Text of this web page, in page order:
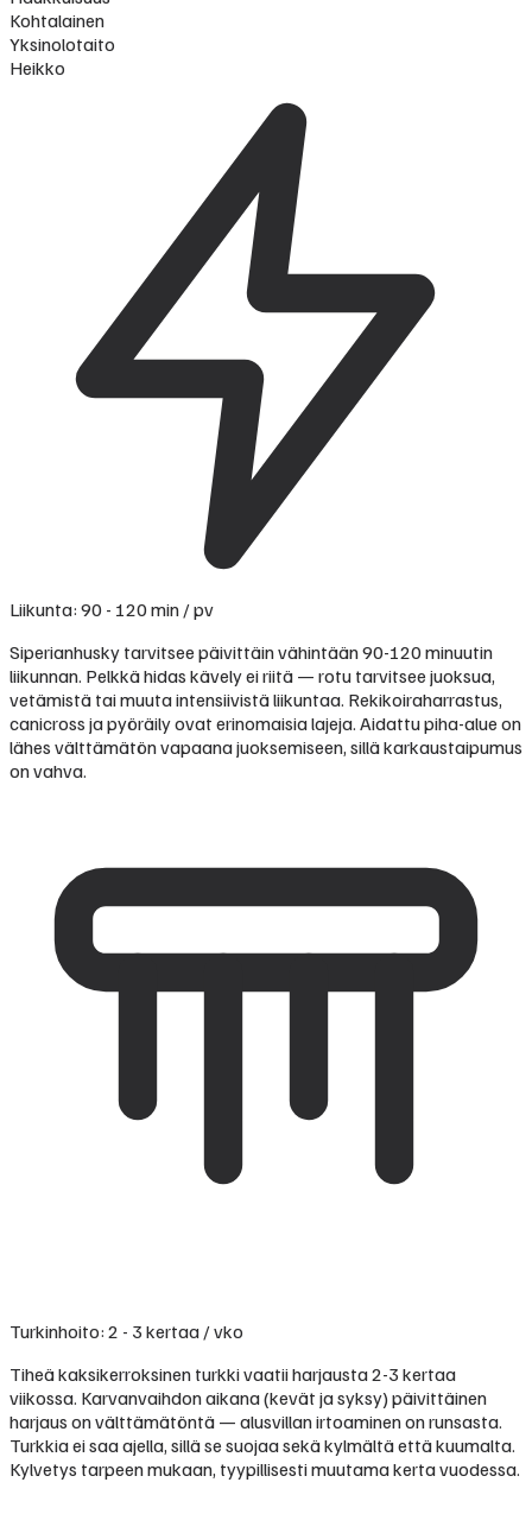
Kohtalainen
Yksinolotaito
Heikko
Liikunta: 90 - 120 min / pv
Siperianhusky tarvitsee päivittäin vähintään 90-120 minuutin
liikunnan. Pelkkä hidas kävely ei riitä — rotu tarvitsee juoksua,
vetämistä tai muuta intensiivistä liikuntaa. Rekikoiraharrastus,
canicross ja pyöräily ovat erinomaisia lajeja. Aidattu piha-alue on
lähes välttämätön vapaana juoksemiseen, sillä karkaustaipumus
on vahva.
Turkinhoito: 2 - 3 kertaa / vko
Tiheä kaksikerroksinen turkki vaatii harjausta 2-3 kertaa
viikossa. Karvanvaihdon aikana (kevät ja syksy) päivittäinen
harjaus on välttämätöntä — alusvillan irtoaminen on runsasta.
Turkkia ei saa ajella, sillä se suojaa sekä kylmältä että kuumalta.
Kylvetys tarpeen mukaan, tyypillisesti muutama kerta vuodessa.